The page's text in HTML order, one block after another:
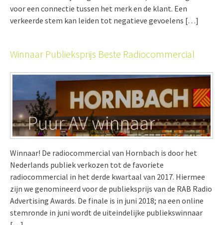
voor een connectie tussen het merk en de klant. Een
verkeerde stem kan leiden tot negatieve gevoelens […]
Winnaar Publieksprijs Beste Radiocommercial
Winnaar! De radiocommercial van Hornbach is door het
Nederlands publiek verkozen tot de favoriete
radiocommercial in het derde kwartaal van 2017. Hiermee
zijn we genomineerd voor de publieksprijs van de RAB Radio
Advertising Awards. De finale is in juni 2018; na een online
stemronde in juni wordt de uiteindelijke publiekswinnaar